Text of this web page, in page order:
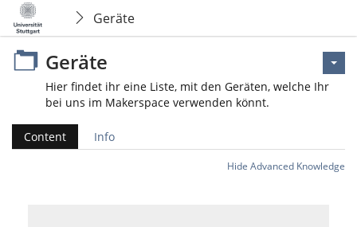
Geräte
Geräte
Hier findet ihr eine Liste, mit den Geräten, welche Ihr
bei uns im Makerspace verwenden könnt.
Content Info
Hide Advanced Knowledge